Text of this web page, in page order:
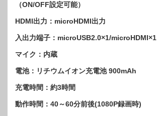
（ON/OFF設定可能）
HDMI出力：microHDMI出力
入出力端子：microUSB2.0×1/microHDMI×1
マイク：内蔵
電池：リチウムイオン充電池 900mAh
充電時間：約3時間
動作時間：40～60分前後(1080P録画時)